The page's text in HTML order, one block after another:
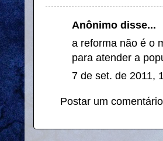
Anônimo disse...
a reforma não é o
para atender a
7 de set. de 2011,
Postar um comentário